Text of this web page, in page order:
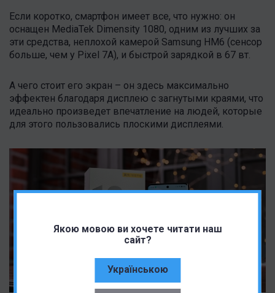
Якою мовою ви хочете читати наш
сайт?
Українською
Если коротко, смартфон имеет все, что нужно: он
оснащен MediaTek Dimensity 1080, одним из лучших за
эти средства, неплохой камерой Samsung HM6 (сенсор
больше, чем у Pixel 7A), и быстрой зарядкой в 67 вт.
А чего стоит его экран – он здесь максимально
эффектен благодаря дисплею с загнутыми краями, что
идеально произведет впечатление на людей, которые
для этого пользовались плоскими дисплеями.